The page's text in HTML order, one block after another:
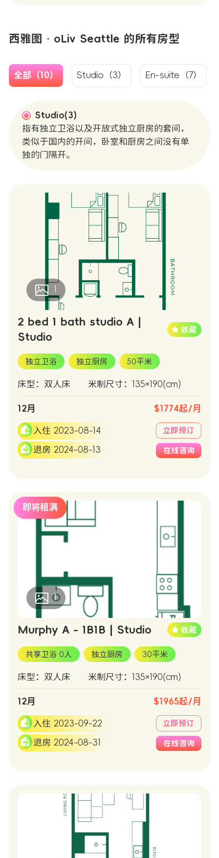
西雅图 · oLiv Seattle 的所有房型
全部（10） Studio（3） En-suite（7）
Studio(3)
指有独立卫浴以及开放式独立厨房的套间，
类似于国内的开间，卧室和厨房之间没有单
独的门隔开。
2 bed 1 bath studio A |
Studio
独立卫浴 独立厨房 50平米
床型：双人床 米制尺寸：135×190(cm)
12月 $1774起/月
入住 2023-08-14
退房 2024-08-13
立即预订
在线咨询
即将租满
1
Murphy A - 1B1B | Studio
共享卫浴 0人 独立厨房 30平米
床型：双人床 米制尺寸：135×190(cm)
12月 $1965起/月
入住 2023-09-22
退房 2024-08-31
立即预订
在线咨询